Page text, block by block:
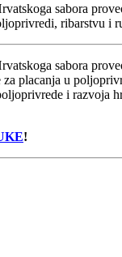
sabora
ribarstvu i
sabora
placanja u
i razvoja
!